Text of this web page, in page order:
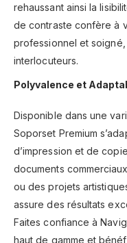
rehaussant ainsi la
de contraste confère à
professionnel et
interlocuteurs.
Polyvalence et
Disponible dans une
Soporset Premium
d’impression et de
documents
ou des projets
assure des résultats
Faites confiance à
haut de gamme et